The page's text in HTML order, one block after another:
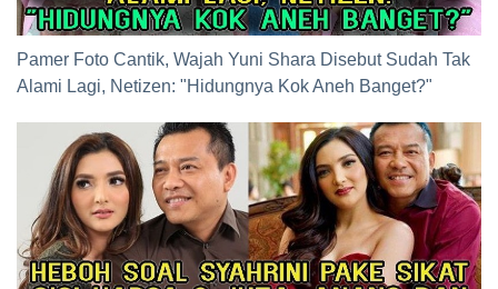
Pamer Foto Cantik, Wajah Yuni Shara Disebut Sudah Tak
Alami Lagi, Netizen: "Hidungnya Kok Aneh Banget?"